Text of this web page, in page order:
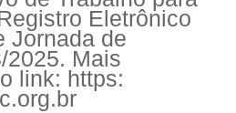
Eletrônico
Jornada de
2025. Mais
link: https: